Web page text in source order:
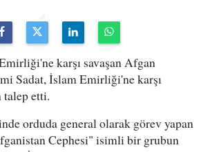
karşı savaşan Afgan
Sadat, İslam Emirliği'ne karşı
talep etti.
orduda general olarak görev yapan
Cephesi" isimli bir grubun